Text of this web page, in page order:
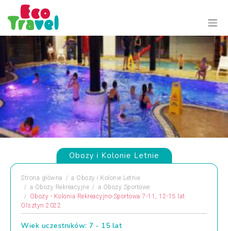
Obozy i Kolonie Letnie
Strona główna a Obozy i Kolonie Letnie
a Obozy Rekreacyjne a Obozy Sportowe
Obozy - Kolonia Rekreacyjno-Sportowa 7-11, 12-15 lat
Olsztyn 2022
Wiek uczestników: 7 - 15 lat